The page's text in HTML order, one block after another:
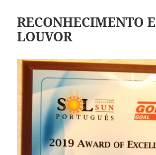
RECONHECIMENTO E
LOUVOR